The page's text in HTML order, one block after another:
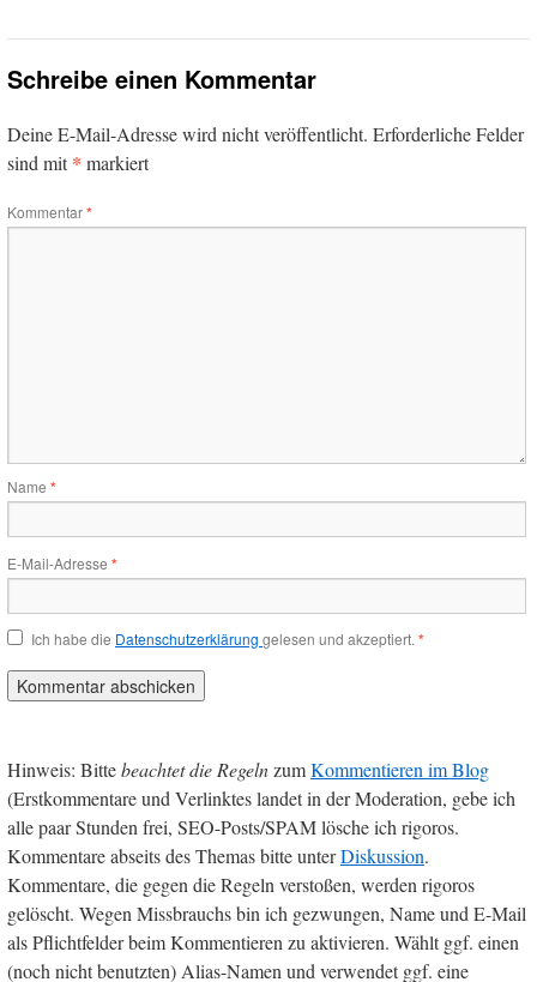
Schreibe einen Kommentar
Deine E-Mail-Adresse wird nicht veröffentlicht. Erforderliche Felder
sind mit* markiert
Kommentar*
Name *
E-Mail-Adresse *
Ich habe die Datenschutzerklärung gelesen und akzeptiert. *
Hinweis: Bittebeachtet die RegelnzumKommentieren im Blog
(Erstkommentare und Verlinktes landet in der Moderation, gebe ich
alle paar Stunden frei, SEO-Posts/SPAM lösche ich rigoros.
Kommentare abseits des Themas bitte unterDiskussion.
Kommentare, die gegen die Regeln verstoßen, werden rigoros
gelöscht. Wegen Missbrauchs bin ich gezwungen, Name und E-Mail
als Pflichtfelder beim Kommentieren zu aktivieren. Wählt ggf. einen
(noch nicht benutzten) Alias-Namen und verwendet ggf. eine